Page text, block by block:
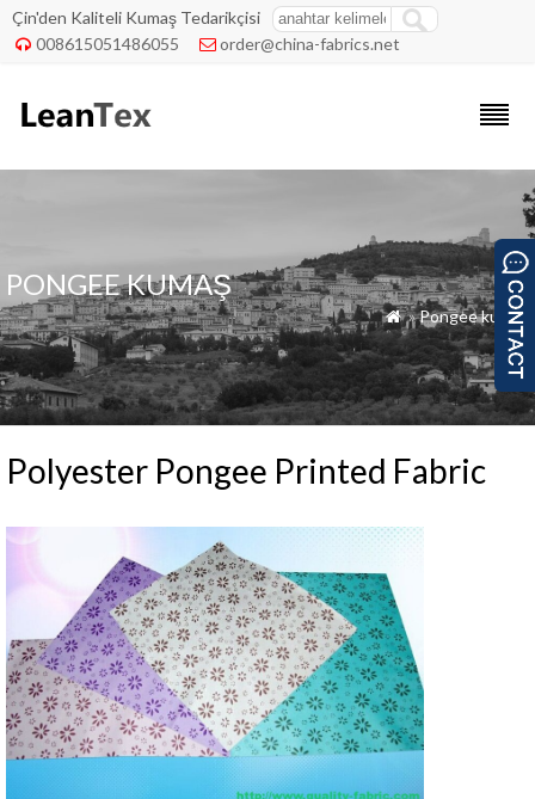
Çin'den Kaliteli Kumaş Tedarikçisi
 008615051486055  order@china-fabrics.net
PONGEE KUMAŞ
 »Pongee kumaş
Polyester Pongee Printed Fabric